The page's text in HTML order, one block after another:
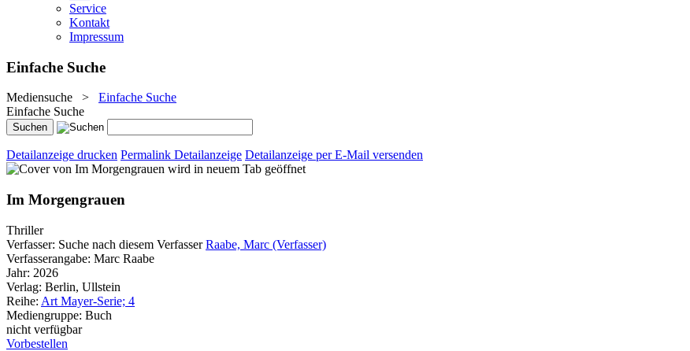
Service
Kontakt
Impressum
Einfache Suche
Mediensuche > Einfache Suche
Einfache Suche
Detailanzeige drucken Permalink Detailanzeige Detailanzeige per E-Mail versenden
wird in neuem Tab geöffnet
Im Morgengrauen
Thriller
Verfasser: Suche nach diesem Verfasser Raabe, Marc (Verfasser)
Verfasserangabe: Marc Raabe
Jahr: 2026
Verlag: Berlin, Ullstein
Reihe: Art Mayer-Serie; 4
Mediengruppe: Buch
nicht verfügbar
Vorbestellen